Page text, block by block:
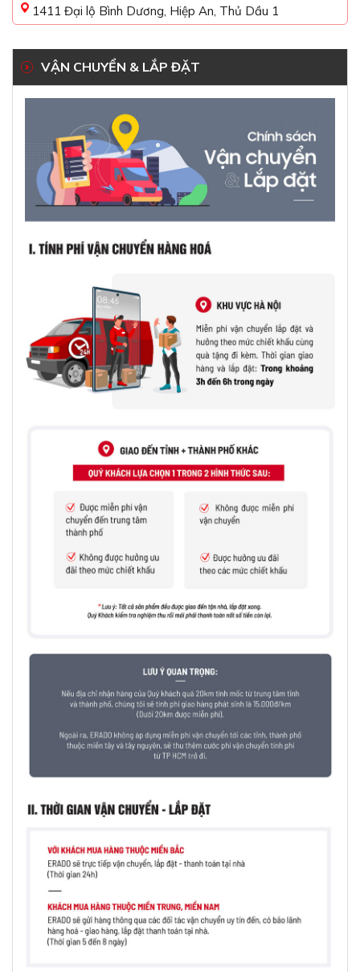
1411 Đại lộ Bình Dương, Hiệp An, Thủ Dầu 1
VẬN CHUYỂN & LẮP ĐẶT